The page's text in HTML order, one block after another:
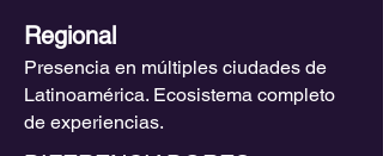
Regional
Presencia en múltiples ciudades de
Latinoamérica. Ecosistema completo
de experiencias.